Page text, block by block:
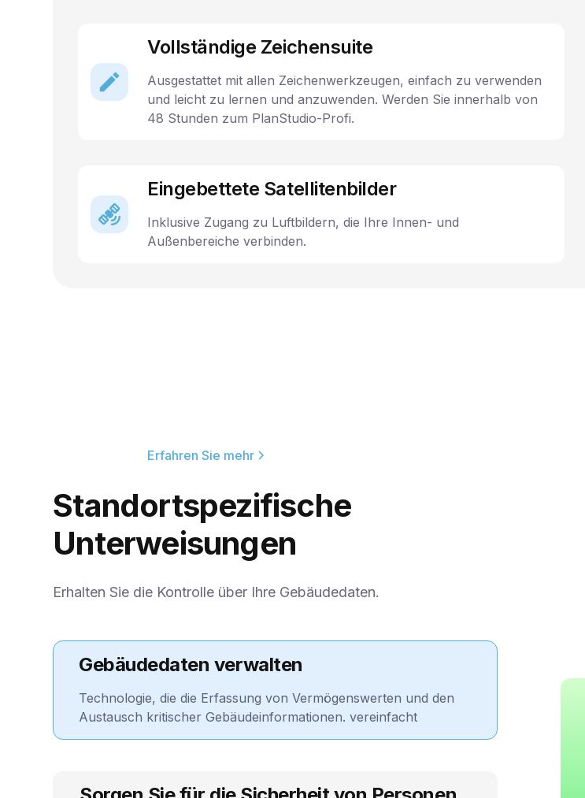
Vollständige Zeichensuite
Ausgestattet mit allen Zeichenwerkzeugen, einfach zu verwenden
und leicht zu lernen und anzuwenden. Werden Sie innerhalb von
48 Stunden zum PlanStudio-Profi.
Eingebettete Satellitenbilder
Inklusive Zugang zu Luftbildern, die Ihre Innen- und
Außenbereiche verbinden.
Erfahren Sie mehr
Standortspezifische
Unterweisungen
Erhalten Sie die Kontrolle über Ihre Gebäudedaten.
Gebäudedaten verwalten
Technologie, die die Erfassung von Vermögenswerten und den
Austausch kritischer Gebäudeinformationen. vereinfacht